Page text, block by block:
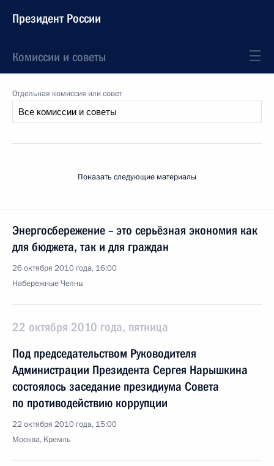
Президент России
Комиссии и советы
Отдельная комиссия или совет
Показать следующие материалы
Энергосбережение – это серьёзная экономия как
для бюджета, так и для граждан
26 октября 2010 года, 16:00
Набережные Челны
22 октября 2010 года, пятница
Под председательством Руководителя
Администрации Президента Сергея Нарышкина
состоялось заседание президиума Совета
по противодействию коррупции
22 октября 2010 года, 15:00
Москва, Кремль